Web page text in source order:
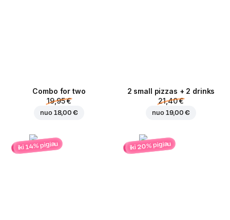
Combo for two
19,95 €
nuo 18,00 €
2 small pizzas + 2 drinks
21,40 €
nuo 19,00 €
iki 14% pigiau iki 20% pigiau